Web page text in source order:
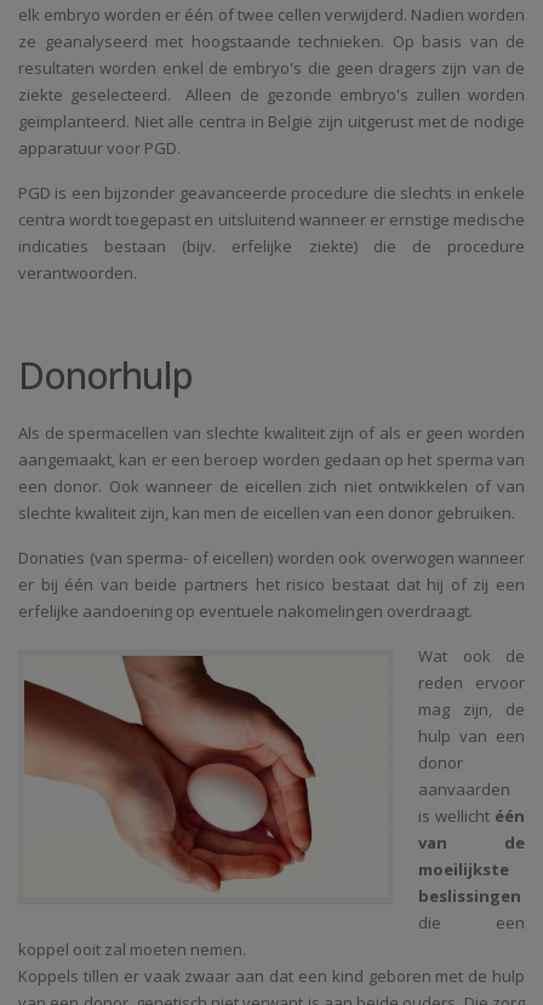
elk embryo worden er één of twee cellen verwijderd. Nadien worden
ze geanalyseerd met hoogstaande technieken. Op basis van de
resultaten worden enkel de embryo's die geen dragers zijn van de
ziekte geselecteerd. Alleen de gezonde embryo's zullen worden
geïmplanteerd. Niet alle centra in België zijn uitgerust met de nodige
apparatuur voor PGD.
PGD is een bijzonder geavanceerde procedure die slechts in enkele
centra wordt toegepast en uitsluitend wanneer er ernstige medische
indicaties bestaan (bijv. erfelijke ziekte) die de procedure
verantwoorden.
Donorhulp
Als de spermacellen van slechte kwaliteit zijn of als er geen worden
aangemaakt, kan er een beroep worden gedaan op het sperma van
een donor. Ook wanneer de eicellen zich niet ontwikkelen of van
slechte kwaliteit zijn, kan men de eicellen van een donor gebruiken.
Donaties (van sperma- of eicellen) worden ook overwogen wanneer
er bij één van beide partners het risico bestaat dat hij of zij een
erfelijke aandoening op eventuele nakomelingen overdraagt.
Wat ook de
reden ervoor
mag zijn, de
hulp van een
donor
aanvaarden
is wellicht één
van de
moeilijkste
beslissingen
die een
koppel ooit zal moeten nemen.
Koppels tillen er vaak zwaar aan dat een kind geboren met de hulp